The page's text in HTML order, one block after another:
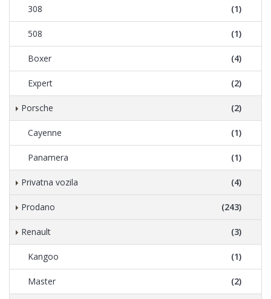
308 (1)
508 (1)
Boxer (4)
Expert (2)
Porsche (2)
Cayenne (1)
Panamera (1)
Privatna vozila (4)
Prodano (243)
Renault (3)
Kangoo (1)
Master (2)